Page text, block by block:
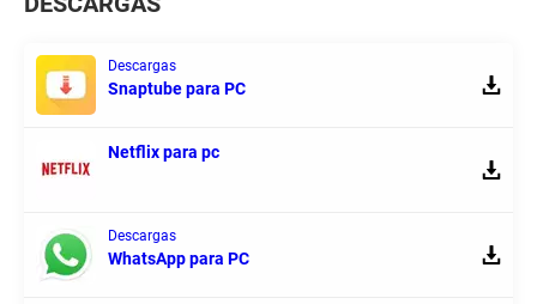
Descargas
Snaptube para PC
Netflix para pc
Descargas
WhatsApp para PC